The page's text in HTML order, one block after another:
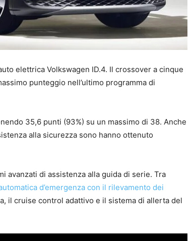
elettrica Volkswagen ID.4. Il crossover a cinque
punteggio nell’ultimo programma di
35,6 punti (93%) su un massimo di 38. Anche
alla sicurezza sono hanno ottenuto
avanzati di assistenza alla guida di serie. Tra
d’emergenza con il rilevamento dei
il cruise control adattivo e il sistema di allerta del